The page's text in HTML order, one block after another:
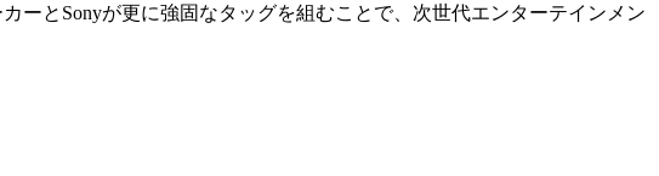
ーとSonyが更に強固なタッグを組むことで、次世代エンターテインメン